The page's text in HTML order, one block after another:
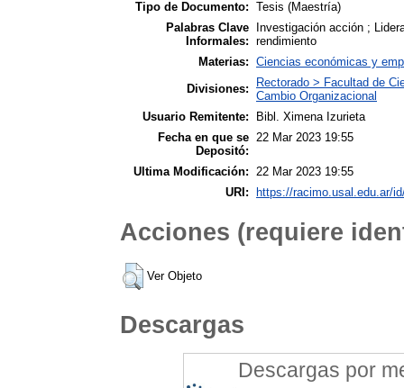
Tipo de Documento: Tesis (Maestría)
Palabras Clave
Informales:
Investigación acción ;
rendimiento
Materias: Ciencias económicas y
Divisiones:
Rectorado > Facultad de
Cambio Organizacional
Usuario Remitente:
Bibl. Ximena Izurieta
Fecha en que se
Depositó:
22 Mar 2023 19:55
Ultima Modificación: 22 Mar 2023 19:55
URI:
https://racimo.usal.edu.ar/
Acciones (requiere
Ver Objeto
Descargas
Descargas por